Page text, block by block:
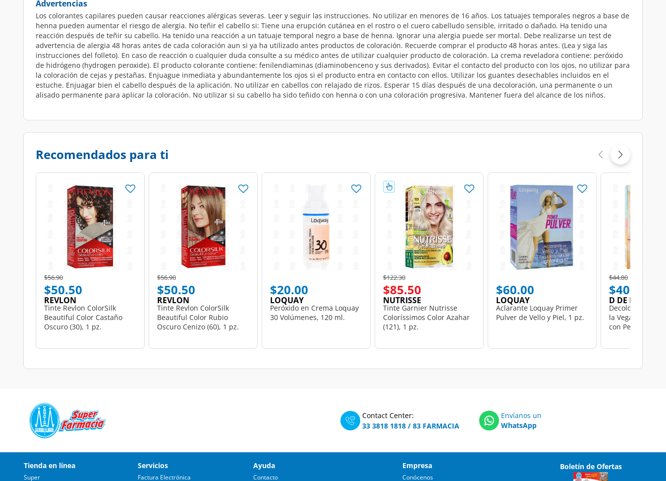
Advertencias
Los colorantes capilares pueden causar reacciones alérgicas severas. Leer y seguir las instrucciones. No utilizar en menores de 16 años. Los tatuajes temporales negros a base de
henna pueden aumentar el riesgo de alergia. No teñir el cabello si: Tiene una erupción cutánea en el rostro o el cuero cabelludo sensible, irritado o dañado. Ha tenido una
reacción después de teñir su cabello. Ha tenido una reacción a un tatuaje temporal negro a base de henna. Ignorar una alergia puede ser mortal. Debe realizarse un test de
advertencia de alergia 48 horas antes de cada coloración aun si ya ha utilizado antes productos de coloración. Recuerde comprar el producto 48 horas antes. (Lea y siga las
instrucciones del folleto). En caso de reacción o cualquier duda consulte a su médico antes de utilizar cualquier producto de coloración. La crema reveladora contiene: peróxido
de hidrógeno (hydrogen peroxide). El producto colorante contiene: fenilendiaminas (diaminobenceno y sus derivados). Evitar el contacto del producto con los ojos, no utilizar para
la coloración de cejas y pestañas. Enjuague inmediata y abundantemente los ojos si el producto entra en contacto con ellos. Utilizar los guantes desechables incluidos en el
estuche. Enjuagar bien el cabello después de la aplicación. No utilizar en cabellos con relajado de rizos. Esperar 15 días después de una decoloración, una permanente o un
alisado permanente para aplicar la coloración. No utilizar si su cabello ha sido teñido con henna o con una coloración progresiva. Mantener fuera del alcance de los niños.
Recomendados para ti
Price reduced from
$56.90to
$50.50
REVLON
Tinte Revlon ColorSilk
Beautiful Color Castaño
Oscuro (30), 1 pz.
Price reduced from
$56.90to
$50.50
REVLON
Tinte Revlon ColorSilk
Beautiful Color Rubio
Oscuro Cenizo (60), 1 pz.
$20.00
LOQUAY
Peróxido en Crema Loquay
30 Volúmenes, 120 ml.
Price reduced from
$122.30to
$85.50
NUTRISSE
Tinte Garnier Nutrisse
Coloríssimos Color Azahar
(121), 1 pz.
$60.00
LOQUAY
Aclarante Loquay Primer
Pulver de Vello y Piel, 1 pz.
Price reduced from
$44.80to
$40.00
D DE LA VEGA
Decolorante en
la Vega para
con Peróxido en
Contact Center:
33 3818 1818 / 83 FARMACIA
Envíanos un
WhatsApp
Tienda en línea
Super
Servicios
Factura Electrónica
Ayuda
Contacto
Empresa
Conócenos
Boletín de Ofertas